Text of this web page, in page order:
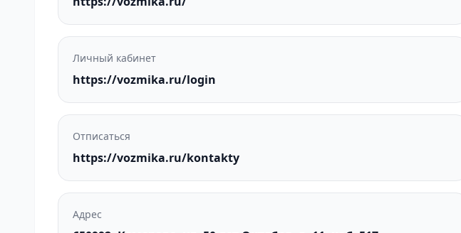
Личный кабинет
https://vozmika.ru/login
Отписаться
https://vozmika.ru/kontakty
Адрес